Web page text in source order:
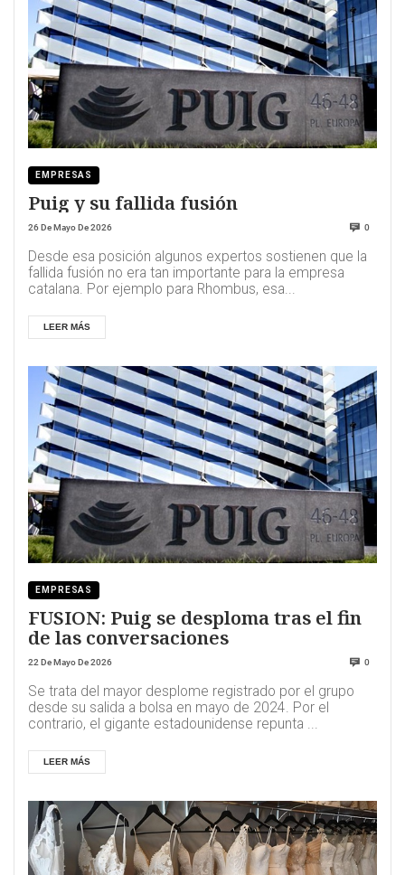
EMPRESAS
Puig y su fallida fusión
26 De Mayo De 2026 0
Desde esa posición algunos expertos sostienen que la
fallida fusión no era tan importante para la empresa
catalana. Por ejemplo para Rhombus, esa...
LEER MÁS
EMPRESAS
FUSION: Puig se desploma tras el fin
de las conversaciones
22 De Mayo De 2026 0
Se trata del mayor desplome registrado por el grupo
desde su salida a bolsa en mayo de 2024. Por el
contrario, el gigante estadounidense repunta ...
LEER MÁS